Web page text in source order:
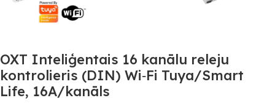
OXT Inteliģentais 16 kanālu releju
kontrolieris (DIN) Wi‑Fi Tuya/Smart
Life, 16A/kanāls